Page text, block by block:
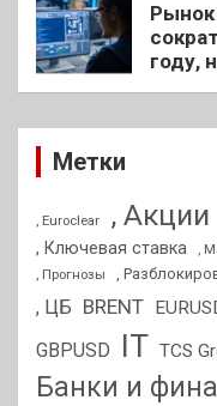
Рынок
году,
Метки
, Euroclear , Акции
, Ключевая ставка
,
, Прогнозы ,
, ЦБ BRENT
GBPUSD IT TCS
Банки и